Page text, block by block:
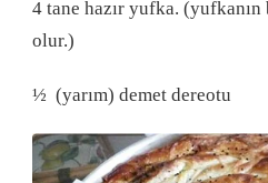
4 tane hazır yufka.
olur.)
½ (yarım) demet dereotu